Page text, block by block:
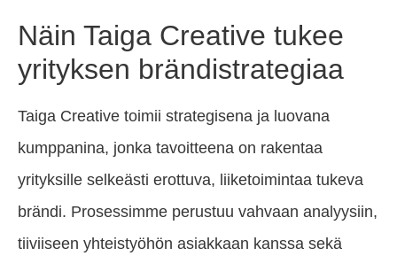
Näin Taiga Creative tukee
yrityksen brändistrategiaa
Taiga Creative toimii strategisena ja luovana
kumppanina, jonka tavoitteena on rakentaa
yrityksille selkeästi erottuva, liiketoimintaa tukeva
brändi. Prosessimme perustuu vahvaan analyysiin,
tiiviiseen yhteistyöhön asiakkaan kanssa sekä